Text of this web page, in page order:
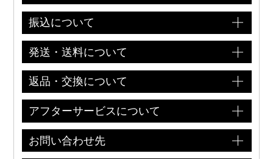
振込について
発送・送料について
返品・交換について
アフターサービスについて
お問い合わせ先